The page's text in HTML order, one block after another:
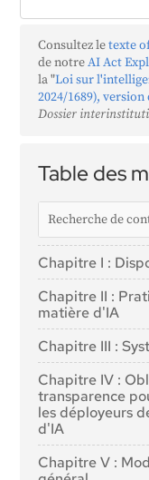
Table des
Chapitre I :
Article 1 : Objet
Article 2 :
Article 4 :
Chapitre II :
matière d'IA
Article 5 :
Chapitre III :
Section 1 :
étant à haut
Article 6 :
Article 7 :
Chapitre IV :
transparence
les déployeurs
d'IA
Article 50 :
fournisseurs et
Chapitre V :
Consultez letexte
de notreAI Act
la "Loi sur
2024/1689),
Dossier